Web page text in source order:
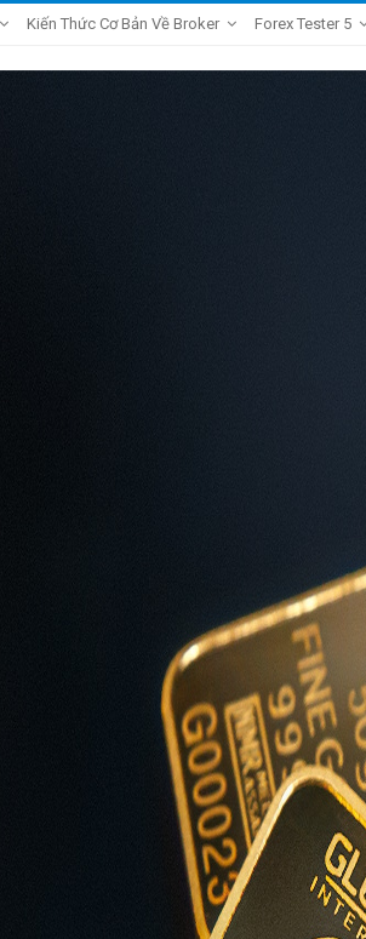
Kiến Thức Cơ Bản Về Broker Forex Tester 5